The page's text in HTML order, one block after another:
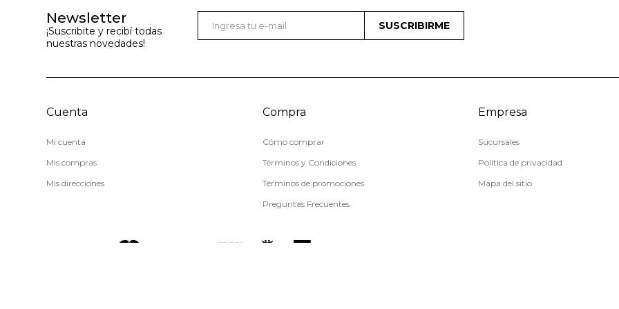
Newsletter
¡Suscribite y recibí todas
nuestras novedades!
SUSCRIBIRME
Cuenta
Mi cuenta
Mis compras
Mis direcciones
Compra
Cómo comprar
Términos y Condiciones
Términos de promociones
Preguntas Frecuentes
Empresa
Sucursales
Política de privacidad
Mapa del sitio